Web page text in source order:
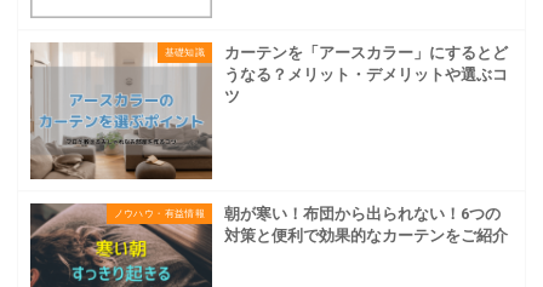
基礎知識
カーテンを「アースカラー」にするとど
うなる？メリット・デメリットや選ぶコ
ツ
ノウハウ・有益情報
朝が寒い！布団から出られない！6つの
対策と便利で効果的なカーテンをご紹介